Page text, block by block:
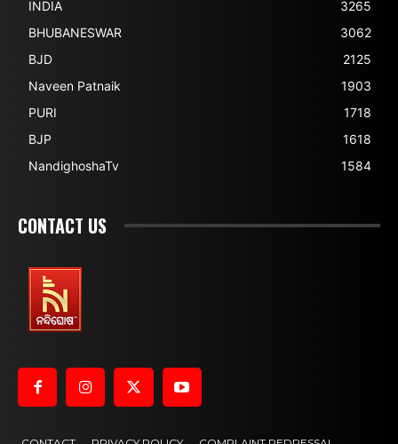
INDIA
3265
BHUBANESWAR
3062
BJD
2125
Naveen Patnaik
1903
PURI
1718
BJP
1618
NandighoshaTv
1584
CONTACT US